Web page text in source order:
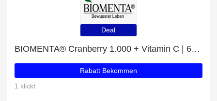
Deal
BIOMENTA® Cranberry 1.000 + Vitamin C | 60 Kapseln | vegan mit 54% Rabatt
Rabatt Bekommen
1 klickt